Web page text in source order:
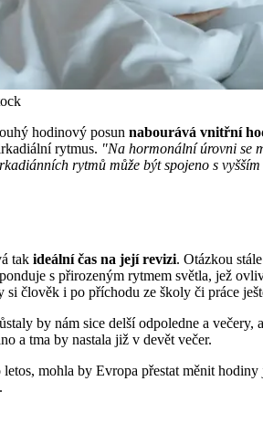
hodinový posun nabourává vnitřní
rytmus. "Na hormonální úrovni se
rytmů může být spojeno s
tak ideální čas na její revizi. Otázkou
s přirozeným rytmem světla, jež
člověk i po příchodu ze školy či práce
by nám sice delší odpoledne a
a tma by nastala již v devět večer.
mohla by Evropa přestat měnit